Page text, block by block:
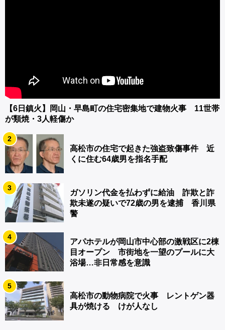
【6日鎮火】岡山・早島町の住宅密集地で建物火事 11世帯
が類焼・3人軽傷か
2
高松市の住宅で起きた強盗致傷事件 近
くに住む64歳男を指名手配
3
ガソリン代金を払わずに給油 詐欺と詐
欺未遂の疑いで72歳の男を逮捕 香川県
警
4
アパホテルが岡山市中心部の激戦区に2棟
目オープン 市街地を一望のプールに大
浴場…非日常感を意識
5
高松市の動物病院で火事 レントゲン器
具が焼ける けが人なし